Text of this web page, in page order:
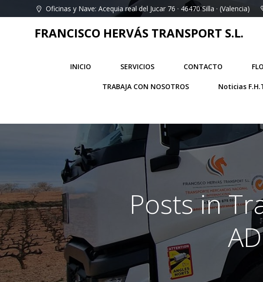
al
contenido
Oficinas y Nave: Acequia real del Jucar 76 · 46470 Silla · (Valencia)
FRANCISCO HERVÁS TRANSPORT S.L.
INICIO SERVICIOS CONTACTO
TRABAJA CON NOSOTROS Noticias
Posts in